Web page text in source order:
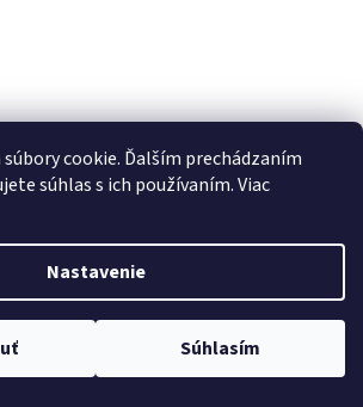
cookie. Ďalším prechádzaním
súhlas s ich používaním. Viac
Nastavenie
Súhlasím